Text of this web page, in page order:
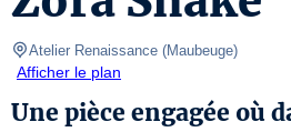
Atelier Renaissance (Maubeuge)
Afficher le plan
Une pièce engagée où